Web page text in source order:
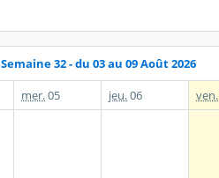
Semaine 32 - du 03 au 09 Août 2026
mer.05 jeu.06 ven.